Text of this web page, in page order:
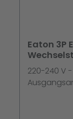
Eaton 3P
220-240 V